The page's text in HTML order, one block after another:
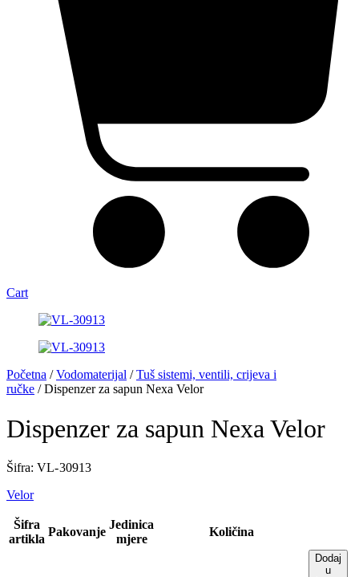
Cart
Početna /Vodomaterijal /Tuš sistemi, ventili, crijeva i
ručke / Dispenzer za sapun Nexa Velor
Dispenzer za sapun Nexa Velor
Šifra: VL- 30913
Velor
Šifra
artikla
Pakovanje
Jedinica
mjere
Količina
Dodaj
u